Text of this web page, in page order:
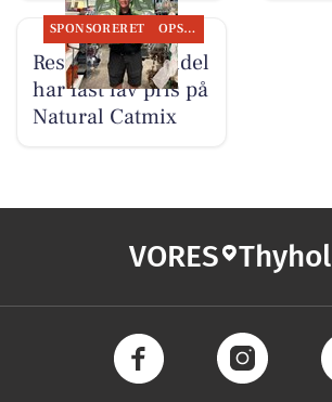
SPONSORERET OPSLAGSTAVLEN
Resen Landhandel
har fast lav pris på
Natural Catmix
VORES